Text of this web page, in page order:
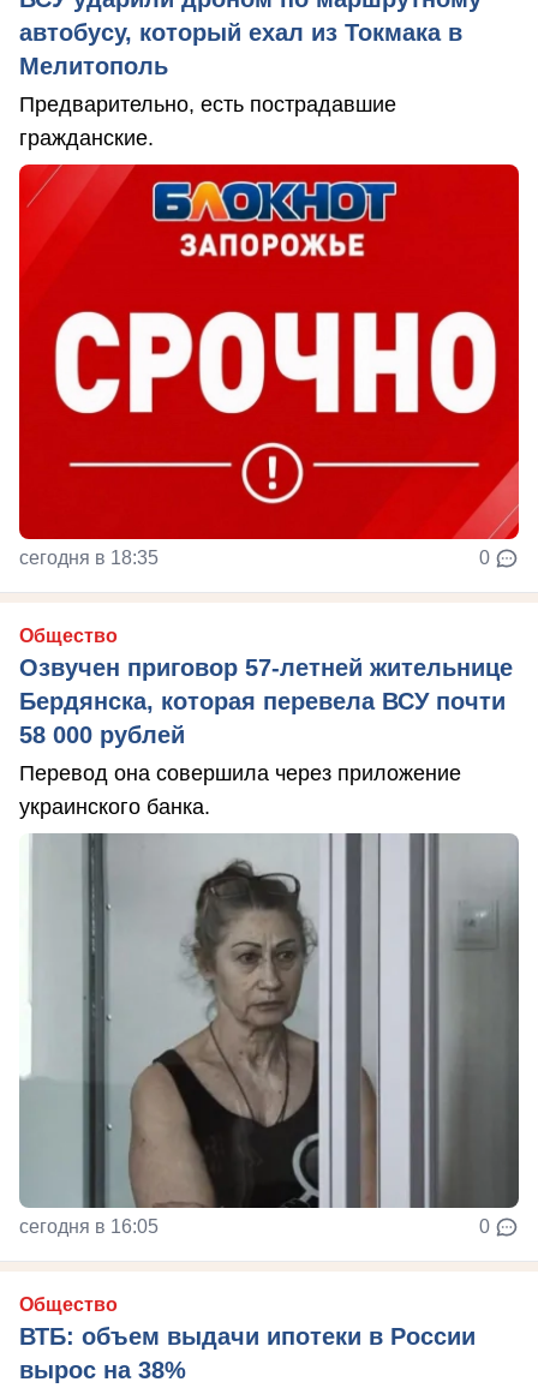
автобусу, который ехал из Токмака в
Мелитополь
Предварительно, есть пострадавшие
гражданские.
сегодня в 18:35 0
Общество
Озвучен приговор 57-летней жительнице
Бердянска, которая перевела ВСУ почти
58 000 рублей
Перевод она совершила через приложение
украинского банка.
сегодня в 16:05 0
Общество
ВТБ: объем выдачи ипотеки в России
вырос на 38%